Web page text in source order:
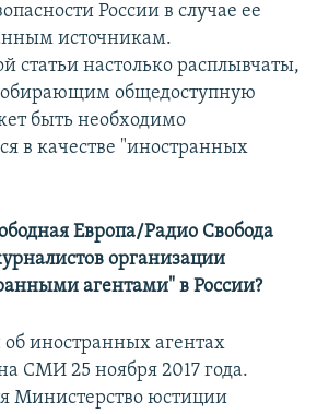
России в случае ее
источникам.
статьи настолько расплывчаты,
общедоступную
быть необходимо
в качестве "иностранных
Европа/Радио Свобода
организации
агентами" в России?
иностранных агентах
СМИ 25 ноября 2017 года.
Министерство юстиции